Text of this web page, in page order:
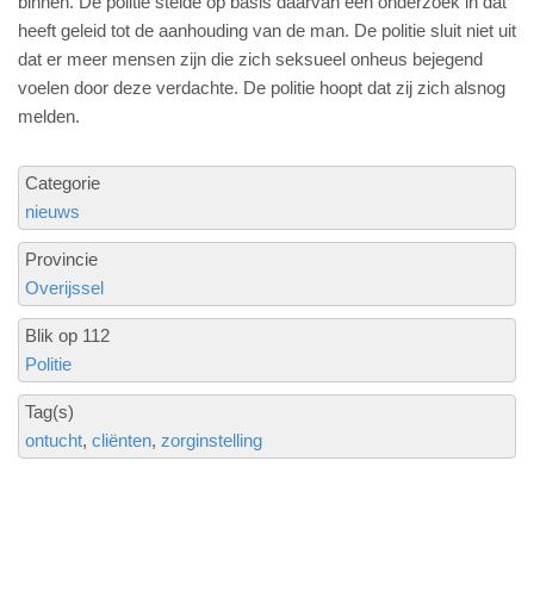
heeft geleid tot de aanhouding van de man. De politie sluit niet uit
dat er meer mensen zijn die zich seksueel onheus bejegend
voelen door deze verdachte. De politie hoopt dat zij zich alsnog
melden.
Categorie
nieuws
Provincie
Overijssel
Blik op 112
Politie
Tag(s)
ontucht cliënten zorginstelling